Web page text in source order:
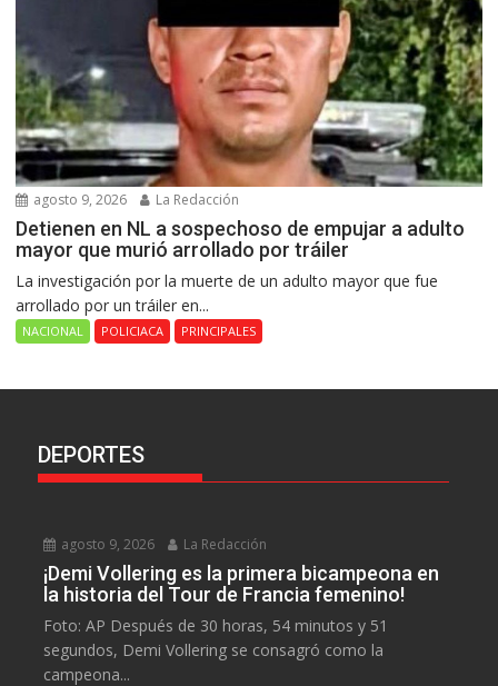
agosto 9, 2026 La Redacción
Detienen en NL a sospechoso de empujar a adulto
mayor que murió arrollado por tráiler
La investigación por la muerte de un adulto mayor que fue
arrollado por un tráiler en...
NACIONAL POLICIACA PRINCIPALES
DEPORTES
agosto 9, 2026 La Redacción
¡Demi Vollering es la primera bicampeona en
la historia del Tour de Francia femenino!
Foto: AP Después de 30 horas, 54 minutos y 51
segundos, Demi Vollering se consagró como la
campeona...